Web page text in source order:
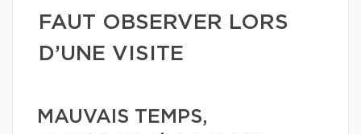
FAUT OBSERVER LORS
D’UNE VISITE
MAUVAIS TEMPS,